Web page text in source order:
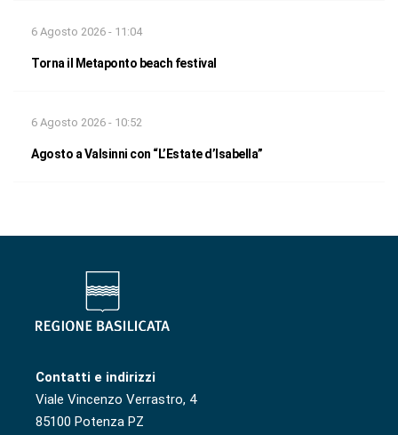
6 Agosto 2026 - 11:04
Torna il Metaponto beach festival
6 Agosto 2026 - 10:52
Agosto a Valsinni con “L’Estate d’Isabella”
Contatti e indirizzi
Viale Vincenzo Verrastro, 4
85100 Potenza PZ